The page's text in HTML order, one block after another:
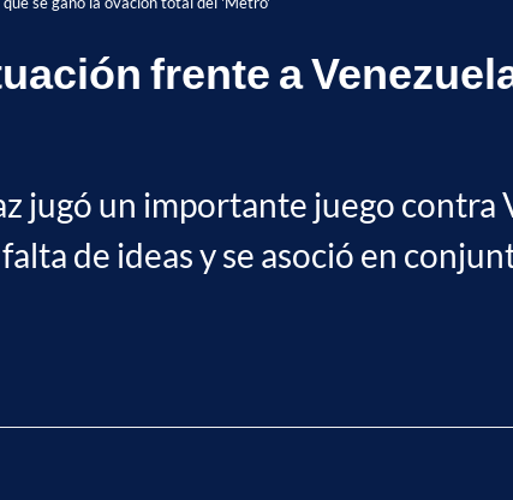
frente a
jugó un importante juego contra
de ideas y se asoció en